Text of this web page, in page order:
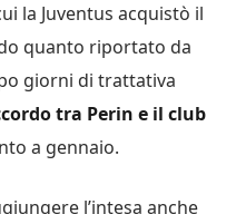
la Juventus acquistò il
quanto riportato da
giorni di trattativa
tra Perin e il club
a gennaio.
l’intesa anche